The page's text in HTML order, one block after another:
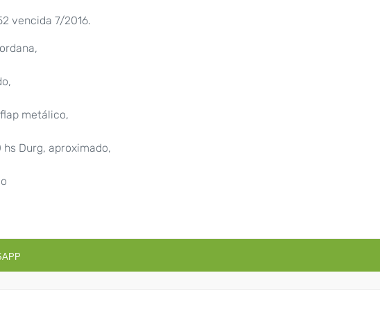
vencida 7/2016.
metálico,
Durg, aproximado,